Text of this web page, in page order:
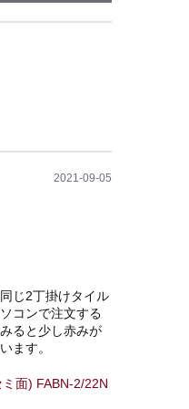
2021-09-05
じ2丁掛けタイル
コンで注文する
ると少し赤みが
ます。
面) FABN-2/22N